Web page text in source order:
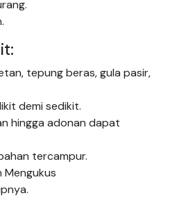
tepung beras, gula pasir,
demi sedikit.
hingga adonan dapat
tercampur.
Mengukus